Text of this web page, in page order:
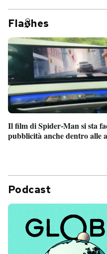
Fla hes
Il film di Spider-Man si sta
pubblicità anche dentro alle
Podcast